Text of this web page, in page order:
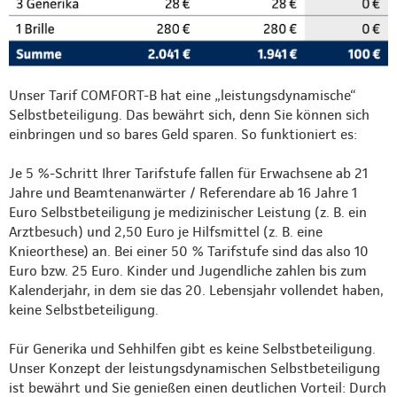
Unser Tarif COMFORT-B hat eine „leistungsdynamische“
Selbstbeteiligung. Das bewährt sich, denn Sie können sich
einbringen und so bares Geld sparen. So funktioniert es:
Je 5 %-Schritt Ihrer Tarifstufe fallen für Erwachsene ab 21
Jahre und Beamtenanwärter / Referendare ab 16 Jahre 1
Euro Selbstbeteiligung je medizinischer Leistung (z. B. ein
Arztbesuch) und 2,50 Euro je Hilfsmittel (z. B. eine
Knieorthese) an. Bei einer 50 % Tarifstufe sind das also 10
Euro bzw. 25 Euro. Kinder und Jugendliche zahlen bis zum
Kalenderjahr, in dem sie das 20. Lebensjahr vollendet haben,
keine Selbstbeteiligung.
Für Generika und Sehhilfen gibt es keine Selbstbeteiligung.
Unser Konzept der leistungsdynamischen Selbstbeteiligung
ist bewährt und Sie genießen einen deutlichen Vorteil: Durch